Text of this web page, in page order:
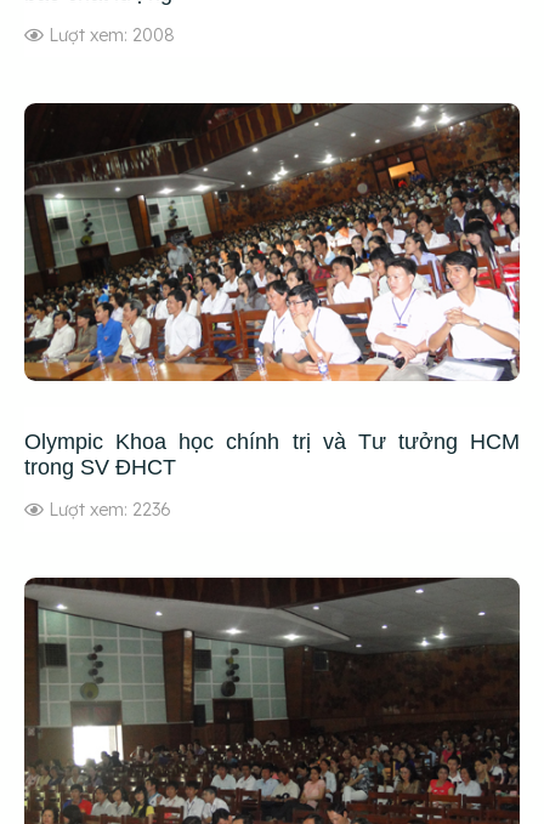
Lượt xem: 2008
Olympic Khoa học chính trị và Tư tưởng HCM
trong SV ĐHCT
Lượt xem: 2236